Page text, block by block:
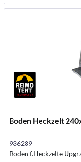
Boden Heckzelt
936289
Boden f.Heckzelte